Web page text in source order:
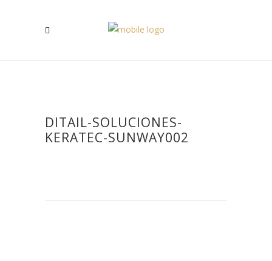
DITAIL-SOLUCIONES-
KERATEC-SUNWAY002